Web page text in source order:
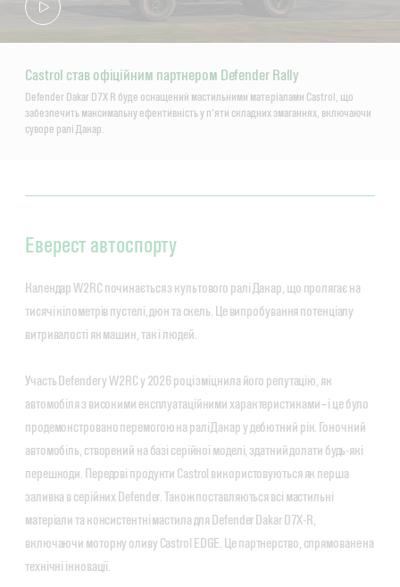
Castrol став офіційним партнером Defender Rally
Defender Dakar D7X R буде оснащений мастильними матеріалами Castrol, що
забезпечить максимальну ефективність у п'яти складних змаганнях, включаючи
суворе ралі Дакар.
Еверест автоспорту
Календар W2RC починається з культового ралі Дакар, що пролягає на
тисячі кілометрів пустелі, дюн та скель. Це випробування потенціалу
витривалості як машин, так і людей.
Участь Defender у W2RC у 2026 році зміцнила його репутацію, як
автомобіля з високими експлуатаційними характеристиками – і це було
продемонстровано перемогою на ралі Дакар у дебютний рік. Гоночний
автомобіль, створений на базі серійної моделі, здатний долати будь-які
перешкоди. Передові продукти Castrol використовуються як перша
заливка в серійних Defender. Також поставляються всі мастильні
матеріали та консистентні мастила для Defender Dakar D7X-R,
включаючи моторну оливу Castrol EDGE. Це партнерство, спрямоване на
технічні інновації.